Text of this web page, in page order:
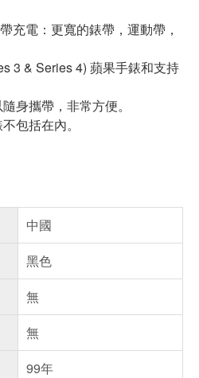
充電：更寬的錶帶，運動帶，
3 & Series 4) 蘋果手錶和支持
身攜帶，非常方便。
包括在內。
中國
黑色
無
無
99年